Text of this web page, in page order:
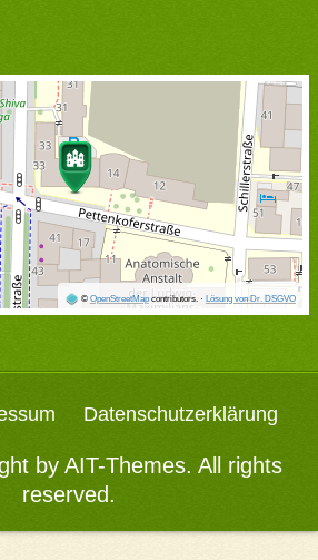
© OpenStreetMapcontributors. · Lösung von Dr. DSGVO
Datenschutzerklärung
by AIT-Themes. All rights
reserved.